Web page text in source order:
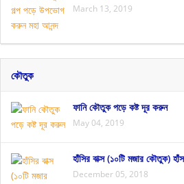
March 13, 2019
কৌতুক
ফানি কৌতুক পড়ে কষ্ট দূর করুন
May 04, 2019
হাঁসির বাক্স (১০টি মজার কৌতুক)
December 05, 2018